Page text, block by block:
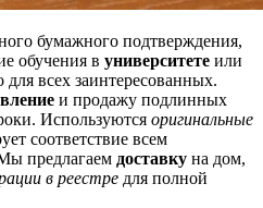
бумажного подтверждения,
обучения в университете или
для всех заинтересованных.
и продажу подлинных
Используются оригинальные
соответствие всем
предлагаем доставку на дом,
в реестре для полной